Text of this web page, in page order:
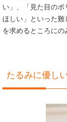
い」、「見た目の
ほしい」といった
を求めるところにの
たるみに優し